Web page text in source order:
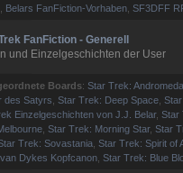
Belars FanFiction-Vorhaben ,SF3DFF
FanFiction - Generell
und Einzelgeschichten der User
Boards:Star Trek: Andromeda
des Satyrs ,Star Trek: Deep Space ,
Einzelgeschichten von J.J. Belar,Star
,Star Trek: Morning Star,Star
Trek: Sovastania ,Star Trek: Spirit of
Dykes Kopfcanon ,Star Trek: Blue